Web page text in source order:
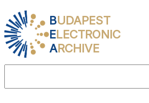
BUDAPEST
ELECTRONIC
ARCHIVE